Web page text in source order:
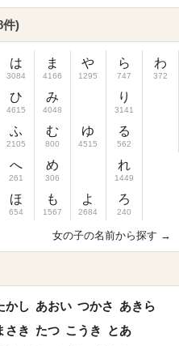
件)
は
3084
ひ
4615
ふ
2105
へ
261
ほ
654
ま
4166
み
4048
む
800
め
306
も
1567
や
1295
ゆ
4515
よ
2684
ら
747
り
3141
る
562
れ
1449
ろ
240
わ
372
女の子の名前から探す →
かし あおい つかさ あきら
さき たつ こうき
とあ